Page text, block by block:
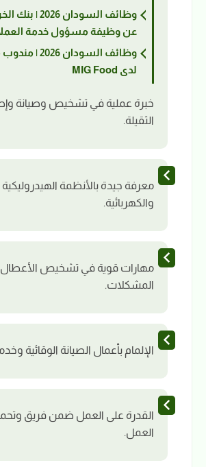
وظائف السودان
عن وظيفة مسؤول خدمة
وظائف السودان
لدى MIG Food
خبرة عملية في تشخيص وصيانة
الثقيلة.
معرفة جيدة بالأنظمة الهيدروليكية
والكهربائية.
مهارات قوية في تشخيص
المشكلات.
الإلمام بأعمال الصيانة الوقائية
القدرة على العمل ضمن فريق
العمل.